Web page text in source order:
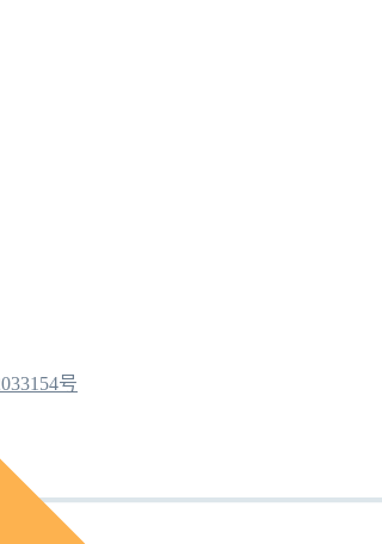
号